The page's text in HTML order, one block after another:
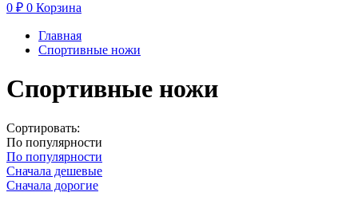
0 ₽ 0 Корзина
Главная
Спортивные ножи
Спортивные ножи
Сортировать:
По популярности
По популярности
Сначала дешевые
Сначала дорогие